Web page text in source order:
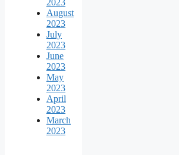
2023
August
2023
July
2023
June
2023
May
2023
April
2023
March
2023